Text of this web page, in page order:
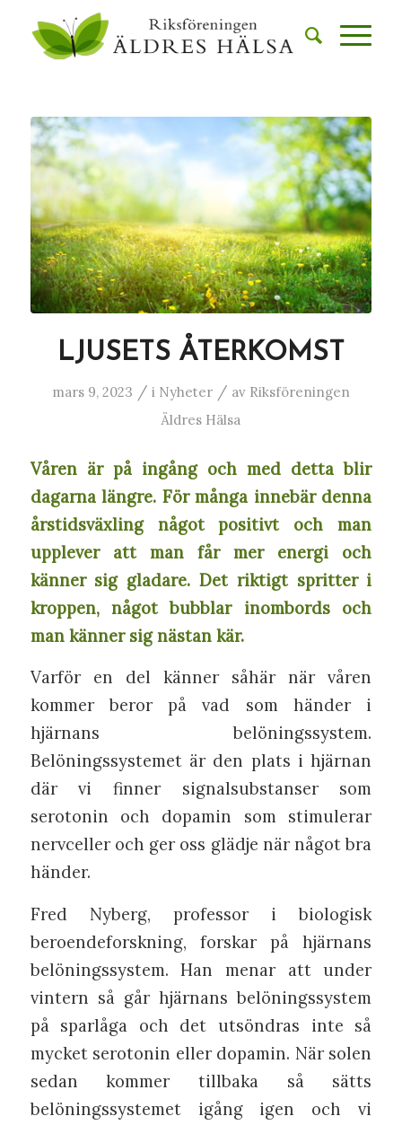
LJUSETS ÅTERKOMST
mars 9, 2023 / i Nyheter / av Riksföreningen
Äldres Hälsa
Våren är på ingång och med detta blir
dagarna längre. För många innebär denna
årstidsväxling något positivt och man
upplever att man får mer energi och
känner sig gladare. Det riktigt spritter i
kroppen, något bubblar inombords och
man känner sig nästan kär.
Varför en del känner såhär när våren
kommer beror på vad som händer i
hjärnans belöningssystem.
Belöningssystemet är den plats i hjärnan
där vi finner signalsubstanser som
serotonin och dopamin som stimulerar
nervceller och ger oss glädje när något bra
händer.
Fred Nyberg, professor i biologisk
beroendeforskning, forskar på hjärnans
belöningssystem. Han menar att under
vintern så går hjärnans belöningssystem
på sparlåga och det utsöndras inte så
mycket serotonin eller dopamin. När solen
sedan kommer tillbaka så sätts
belöningssystemet igång igen och vi